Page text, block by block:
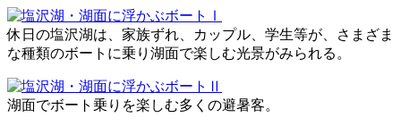
休日の塩沢湖は、家族ずれ、カップル、学生等が、さまざま
な種類のボートに乗り湖面で楽しむ光景がみられる。
湖面でボート乗りを楽しむ多くの避暑客。